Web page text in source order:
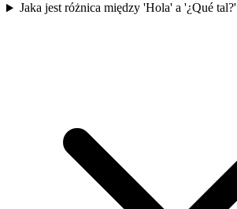
Jaka jest różnica między 'Hola' a '¿Qué tal?'